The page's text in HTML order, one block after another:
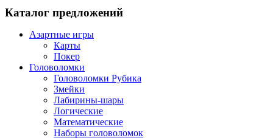
Каталог предложений
Азартные игры
Карты
Покер
Головоломки
Головоломки Рубика
Змейки
Лабирины-шары
Логические
Математические
Наборы головоломок